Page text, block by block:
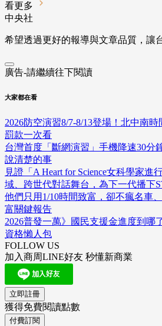
看更多
中央社
希望透過更好的報導與文章品質，讓
廣告-請繼續往下閱讀
大家都在看
2026防空演習8/7-8/13登場！北中南時
罰款一次看
台灣首度「斷網演習」手機降速30分
說清楚的事
見證「A Heart for Science女科學家進
域、跨世代對話舞台，為下一代播下
他們只用1/10時間致富，卻不瘋名車
富關鍵報告
2026普發一萬》國民支援金進度到哪
資格懶人包
FOLLOW US
加入商周LINE好友 秒懂新商業
立即註冊
獲得免費閱讀點數
付費訂閱